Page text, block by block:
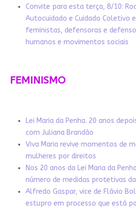
Convite para esta terça, 8/10:
Autocuidado e Cuidado Coletivo
feministas, defensoras e
humanos e movimentos sociais
FEMINISMO
Lei Maria da Penha. 20 anos
com Juliana Brandão
Viva Maria revive momentos de
mulheres por direitos
Nos 20 anos da Lei Maria da
número de medidas protetivas
Alfredo Gaspar, vice de Flávio
estupro em processo que está